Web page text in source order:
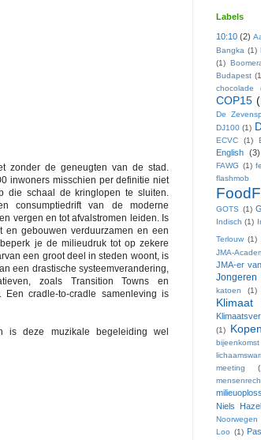
zonder de geneugten van de stad.
inwoners misschien per definitie niet
die schaal de kringlopen te sluiten.
consumptiedrift van de moderne
vergen en tot afvalstromen leiden. Is
gebouwen verduurzamen en een
je de milieudruk tot op zekere
een groot deel in steden woont, is
een drastische systeemverandering,
zoals Transition Towns en
cradle-to-cradle samenleving is
is deze muzikale begeleiding wel
Labels
10:10 (2)
Bangka (1)
(1)
Budapest
chocolade
COP15
De
DJ100 (1)
ECVC
(1)
English (3)
FAWG (1)
flashmob
GOTS (1)
Indisch (1)
Terlouw (1)
JMA-
JMA-er
katoen
(1)
Klimaat
(1)
bijeenkomst
meeting
Niels
Noorwegen
Loo (1)